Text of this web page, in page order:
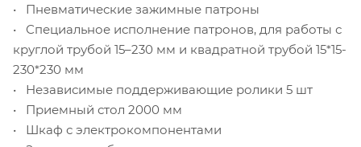
• Пневматические зажимные патроны
• Специальное исполнение патронов, для работы с
круглой трубой 15–230 мм и квадратной трубой 15*15-
230*230 мм
• Независимые поддерживающие ролики 5 шт
• Приемный стол 2000 мм
• Шкаф с электрокомпонентами